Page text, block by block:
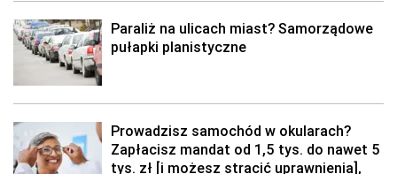
Paraliż na ulicach miast? Samorządowe
pułapki planistyczne
Prowadzisz samochód w okularach?
Zapłacisz mandat od 1,5 tys. do nawet 5
tys. zł [i możesz stracić uprawnienia],